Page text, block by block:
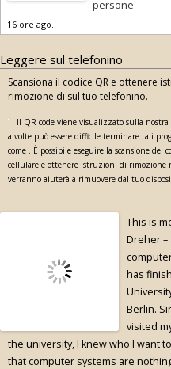
persone
16 ore ago.
Leggere sul telefonino
Scansiona il codice QR e ottenere
rimozione di sul tuo telefonino.
Il QR code viene visualizzato sulla nostra
a volte può essere difficile terminare tali
come . È possibile eseguire la scansione del
cellulare e ottenere istruzioni di rimozione
verranno aiuterà a rimuovere dal tuo
This is
Dreher –
has
Berlin.
visited
the university, I knew who I want
that computer systems are